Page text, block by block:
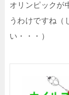
オリンピックが
うわけですね（
い・・・）